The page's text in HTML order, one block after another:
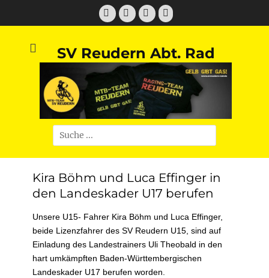
FacebookTwitter E-
Mail
Instagram
SV Reudern Abt. Rad
Suchen
nach:
Kira Böhm und Luca Effinger in
den Landeskader U17 berufen
Unsere U15- Fahrer Kira Böhm und Luca Effinger,
beide Lizenzfahrer des SV Reudern U15, sind auf
Einladung des Landestrainers Uli Theobald in den
hart umkämpften Baden-Württembergischen
Landeskader U17 berufen worden.